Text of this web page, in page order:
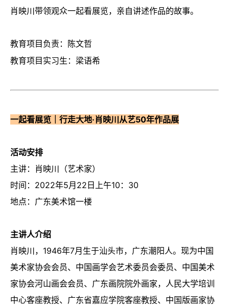
肖映川带领观众一起看展览，亲自讲述作品的故事。
教育项目负责：陈文哲
教育项目实习生：梁语希
一起看展览｜行走大地·肖映川从艺50年作品展
活动安排
主讲：肖映川（艺术家）
时间：2022年5月22日上午10：30
地点：广东美术馆一楼
主讲人介绍
肖映川，1946年7月生于汕头市，广东潮阳人。现为中国
美术家协会会员、中国画学会艺术委员会委员、中国美术
家协会河山画会会员、广东画院院外画家，人民大学培训
中心客座教授、广东省嘉应学院客座教授、中国版画家协